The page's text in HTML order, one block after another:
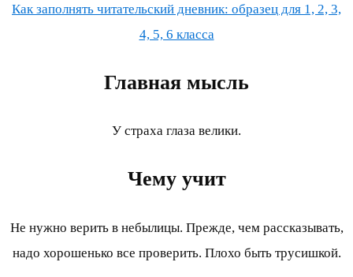
Как заполнять читательский дневник: образец для 1, 2, 3,
4, 5, 6 класса
Главная мысль
У страха глаза велики.
Чему учит
Не нужно верить в небылицы. Прежде, чем рассказывать,
надо хорошенько все проверить. Плохо быть трусишкой.